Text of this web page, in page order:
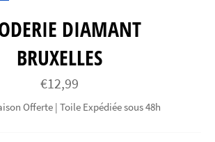
DIAMANT
BRUXELLES
Prix
régulier
€12,99
Offerte | Toile Expédiée sous 48h